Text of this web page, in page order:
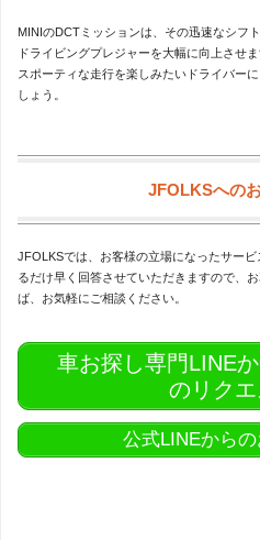
MINIのDCTミッションは、その迅速なシフ
ドライビングプレジャーを大幅に向上させま
スポーティな走行を楽しみたいドライバー
しょう。
JFOLKSへの
JFOLKSでは、お客様の立場になったサー
るだけ早く回答させていただきますので、
ば、お気軽にご相談ください。
車お探し専門LINE
のリクエ
公式LINEから